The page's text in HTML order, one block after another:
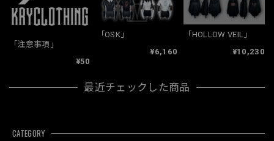
「注意事項」
¥50
「OSK」
¥6,160
「HOLLOW VEIL」
¥10,230
最近チェックした商品
CATEGORY